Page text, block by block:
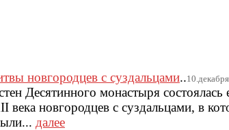
новгородцев с суздальцами..
Десятинного монастыря состоялась
века новгородцев с суздальцами, в
далее